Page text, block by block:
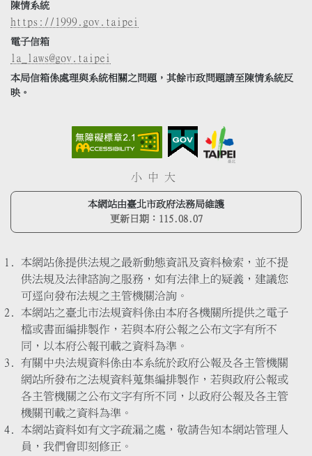
陳情系統
https://1999.gov.taipei
電子信箱
la_laws@gov.taipei
本局信箱係處理與系統相關之問題，其餘市政問題請至陳情系統反
映。
小 中 大
本網站由臺北市政府法務局維護
更新日期： 115.08.07
本網站係提供法規之最新動態資訊及資料檢索，並不提
供法規及法律諮詢之服務，如有法律上的疑義，建議您
可逕向發布法規之主管機關洽詢。
本網站之臺北市法規資料係由本府各機關所提供之電子
檔或書面編排製作，若與本府公報之公布文字有所不
同，以本府公報刊載之資料為準。
有關中央法規資料係由本系統於政府公報及各主管機關
網站所發布之法規資料蒐集編排製作，若與政府公報或
各主管機關之公布文字有所不同，以政府公報及各主管
機關刊載之資料為準。
本網站資料如有文字疏漏之處，敬請告知本網站管理人
員，我們會即刻修正。